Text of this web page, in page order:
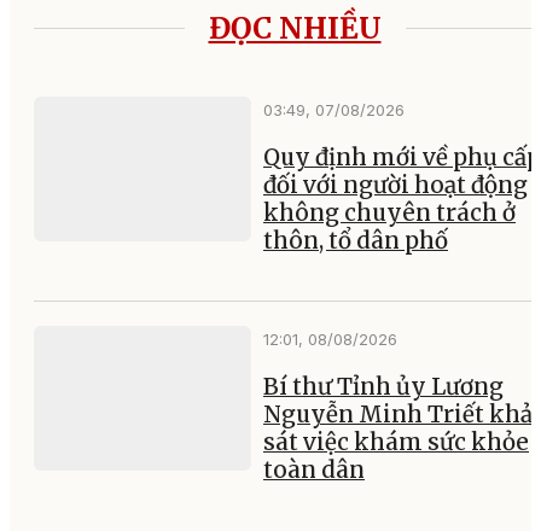
ĐỌC NHIỀU
03:49, 07/08/2026
Quy định mới về phụ cấp
đối với người hoạt động
không chuyên trách ở
thôn, tổ dân phố
12:01, 08/08/2026
Bí thư Tỉnh ủy Lương
Nguyễn Minh Triết
sát việc khám sức khỏe
toàn dân